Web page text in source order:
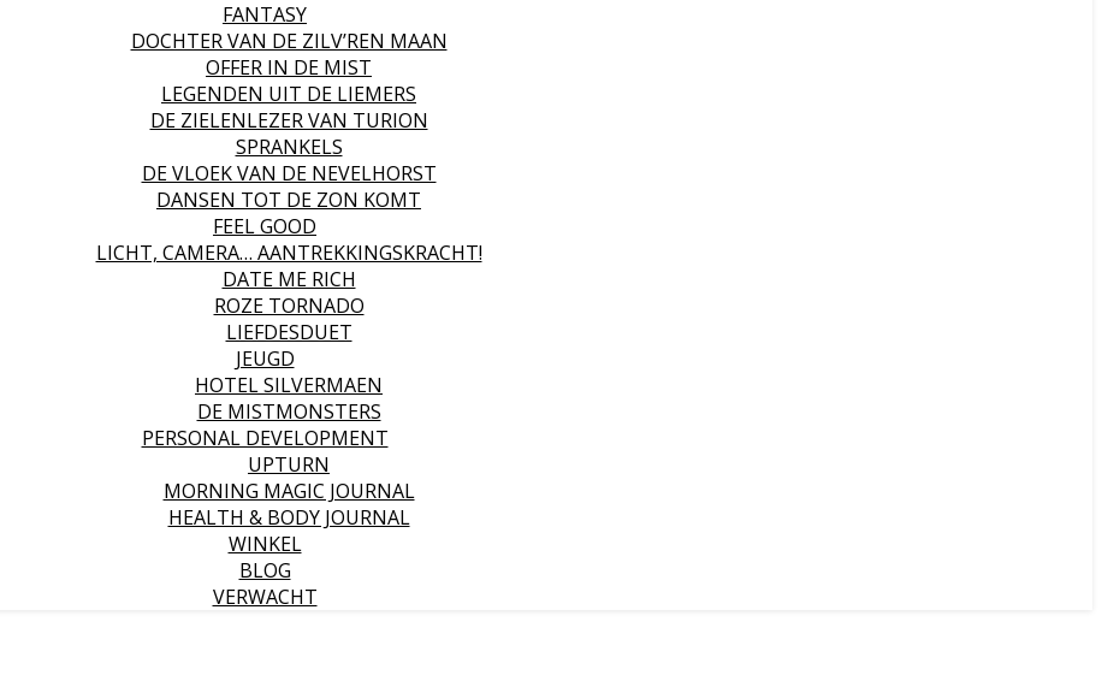
FANTASY
DOCHTER VAN DE ZILV’REN MAAN
OFFER IN DE MIST
LEGENDEN UIT DE LIEMERS
DE ZIELENLEZER VAN TURION
SPRANKELS
DE VLOEK VAN DE NEVELHORST
DANSEN TOT DE ZON KOMT
FEEL GOOD
LICHT, CAMERA… AANTREKKINGSKRACHT!
DATE ME RICH
ROZE TORNADO
LIEFDESDUET
JEUGD
HOTEL SILVERMAEN
DE MISTMONSTERS
PERSONAL DEVELOPMENT
UPTURN
MORNING MAGIC JOURNAL
HEALTH & BODY JOURNAL
WINKEL
BLOG
VERWACHT